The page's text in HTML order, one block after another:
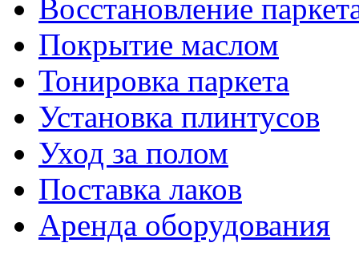
Восстановление
Покрытие маслом
Тонировка паркета
Установка плинтусов
Уход за полом
Поставка лаков
Аренда оборудования